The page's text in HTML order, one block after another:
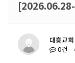
[2026.06.28-
대흥교회
0건